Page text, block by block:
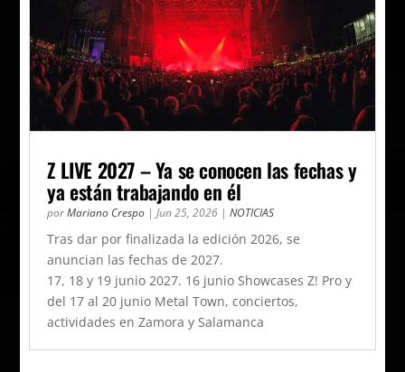
Z LIVE 2027 – Ya se conocen las fechas y
ya están trabajando en él
porMariano Crespo |Jun 25, 2026 |NOTICIAS
Tras dar por finalizada la edición 2026, se
anuncian las fechas de 2027.
17, 18 y 19 junio 2027. 16 junio Showcases Z! Pro y
del 17 al 20 junio Metal Town, conciertos,
actividades en Zamora y Salamanca